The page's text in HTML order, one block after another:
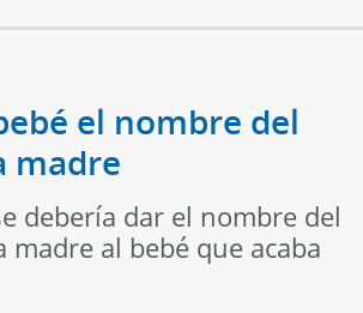
el nombre del
madre
debería dar el nombre del
madre al bebé que acaba